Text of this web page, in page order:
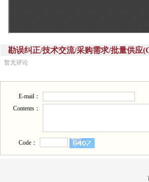
勘误纠正/技术交流/采购需求/批量供应
暂无评论
E-mail：
Contents：
Code：